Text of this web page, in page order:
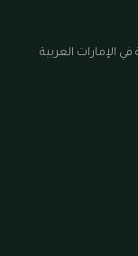
الإمارات العربية